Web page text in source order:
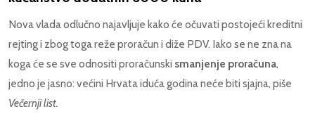
Nova vlada odlučno najavljuje kako će očuvati postojeći kreditni
rejting i zbog toga reže proračun i diže PDV. Iako se ne zna na
koga će se sve odnositi proračunski smanjenje proračuna,
jedno je jasno: većini Hrvata iduća godina neće biti sjajna, piše
Večernji list.